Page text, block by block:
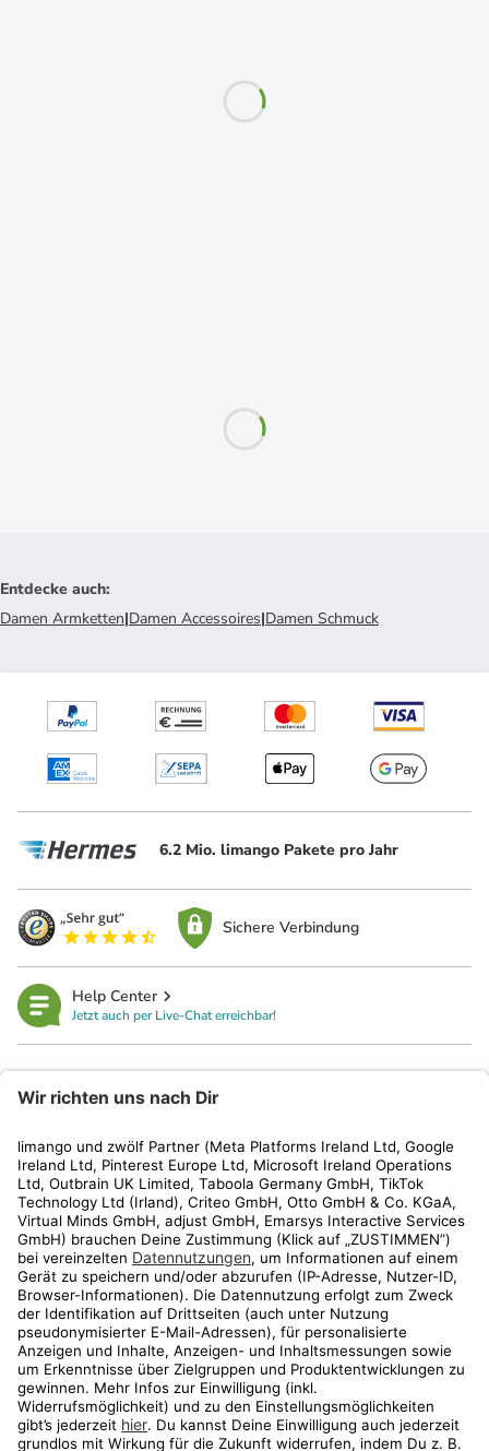
Entdecke auch:
Damen Armketten|Damen Accessoires|Damen Schmuck
6.2 Mio. limango Pakete pro Jahr
Sichere Verbindung
Help Center
Jetzt auch per Live-Chat erreichbar!
Kundenservice
Shop
Aktionen
Travel